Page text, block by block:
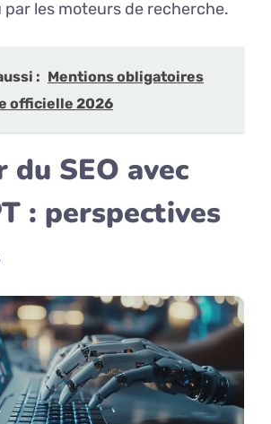
les moteurs de recherche.
: Mentions obligatoires
officielle 2026
SEO avec
: perspectives